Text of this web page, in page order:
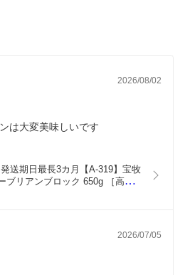
2026/08/02
は大変美味しいです
発送期日最長3カ月【A-319】宝牧
ブリアンブロック 650g ［高島
2026/07/05